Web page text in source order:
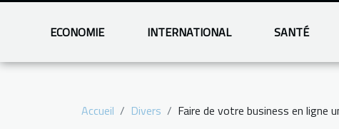
ECONOMIE INTERNATIONAL SANTÉ
Accueil Divers Faire de votre business en ligne